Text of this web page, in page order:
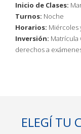
Inicio de Clases:
Turnos: Noche
Horarios: Miércoles
Inversión: Matrícula
derechos a
ELEGÍ TU